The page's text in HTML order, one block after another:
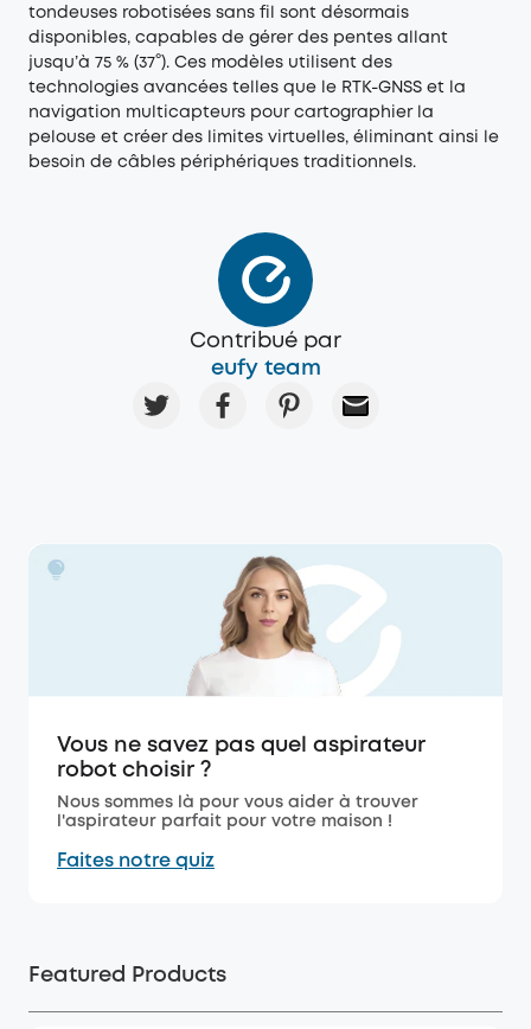
tondeuses robotisées sans fil sont désormais
disponibles, capables de gérer des pentes allant
jusqu’à 75 % (37°). Ces modèles utilisent des
technologies avancées telles que le RTK-GNSS et la
navigation multicapteurs pour cartographier la
pelouse et créer des limites virtuelles, éliminant ainsi le
besoin de câbles périphériques traditionnels.
Contribué par
eufy team
Vous ne savez pas quel aspirateur
robot choisir ?
Nous sommes là pour vous aider à trouver
l'aspirateur parfait pour votre maison !
Faites notre quiz
Featured Products